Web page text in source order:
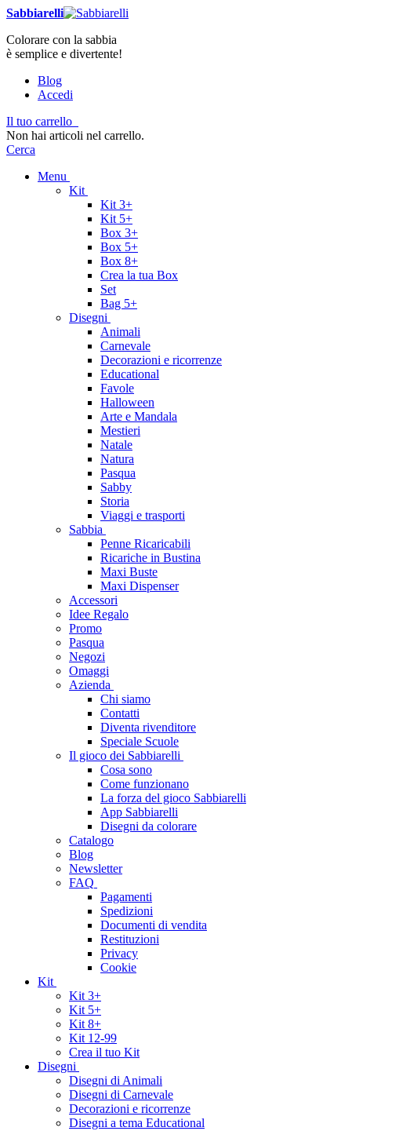
Sabbiarelli
Colorare con la sabbia
è semplice e divertente!
Blog
Accedi
Il tuo carrello
Non hai articoli nel carrello.
Cerca
Menu
Kit
Kit 3+
Kit 5+
Box 3+
Box 5+
Box 8+
Crea la tua Box
Set
Bag 5+
Disegni
Animali
Carnevale
Decorazioni e ricorrenze
Educational
Favole
Halloween
Arte e Mandala
Mestieri
Natale
Natura
Pasqua
Sabby
Storia
Viaggi e trasporti
Sabbia
Penne Ricaricabili
Ricariche in Bustina
Maxi Buste
Maxi Dispenser
Accessori
Idee Regalo
Promo
Pasqua
Negozi
Omaggi
Azienda
Chi siamo
Contatti
Diventa rivenditore
Speciale Scuole
Il gioco dei Sabbiarelli
Cosa sono
Come funzionano
La forza del gioco Sabbiarelli
App Sabbiarelli
Disegni da colorare
Catalogo
Blog
Newsletter
FAQ
Pagamenti
Spedizioni
Documenti di vendita
Restituzioni
Privacy
Cookie
Kit
Kit 3+
Kit 5+
Kit 8+
Kit 12-99
Crea il tuo Kit
Disegni
Disegni di Animali
Disegni di Carnevale
Decorazioni e ricorrenze
Disegni a tema Educational